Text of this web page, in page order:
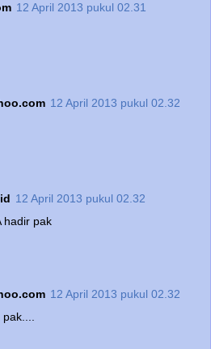
12 April 2013 pukul 02.31
12 April 2013 pukul 02.32
12 April 2013 pukul 02.32
hadir pak
12 April 2013 pukul 02.32